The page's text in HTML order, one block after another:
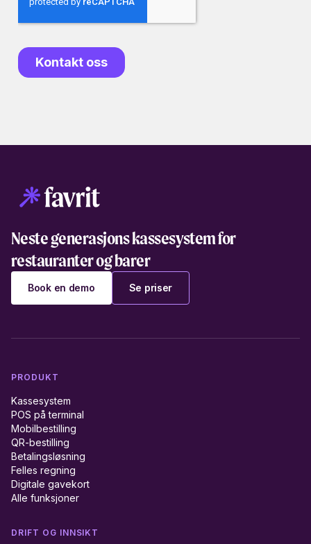
Neste generasjons kassesystem for
restauranter og barer
Book en demo Se priser
PRODUKT
Kassesystem
POS på terminal
Mobilbestilling
QR-bestilling
Betalingsløsning
Felles regning
Digitale gavekort
Alle funksjoner
DRIFT OG INNSIKT